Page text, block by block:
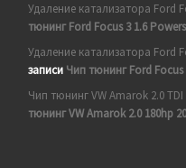
Удаление катализатора Ford
тюнинг Ford Focus 3 1.6
Удаление катализатора Ford
записи Чип тюнинг Ford
Чип тюнинг VW Amarok 2.0 TDI
тюнинг VW Amarok 2.0 180hp